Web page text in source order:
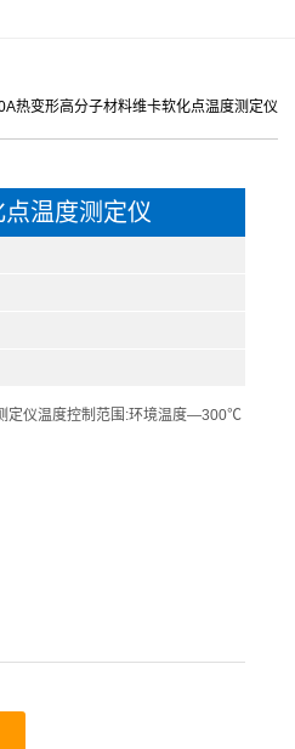
热变形高分子材料维卡软化点温度测定仪
温度测定仪
定仪温度控制范围:环境温度—300℃